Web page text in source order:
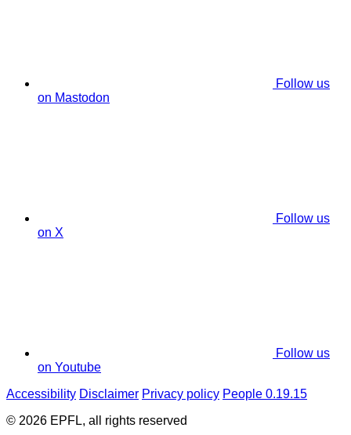
Follow us
on Mastodon
Follow us
on X
Follow us
on Youtube
Accessibility Disclaimer Privacy policy People 0.19.15
© 2026 EPFL, all rights reserved